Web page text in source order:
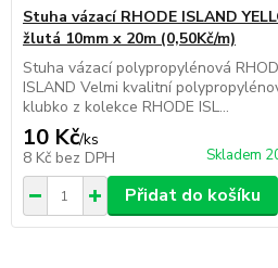
Stuha vázací RHODE ISLAND
žlutá 10mm x 20m (0,50Kč/m)
Stuha vázací polypropylénová
ISLAND Velmi kvalitní
klubko z kolekce RHODE ISL...
10 Kč/ks
8 Kč bez DPH Skladem
Přidat do košíku